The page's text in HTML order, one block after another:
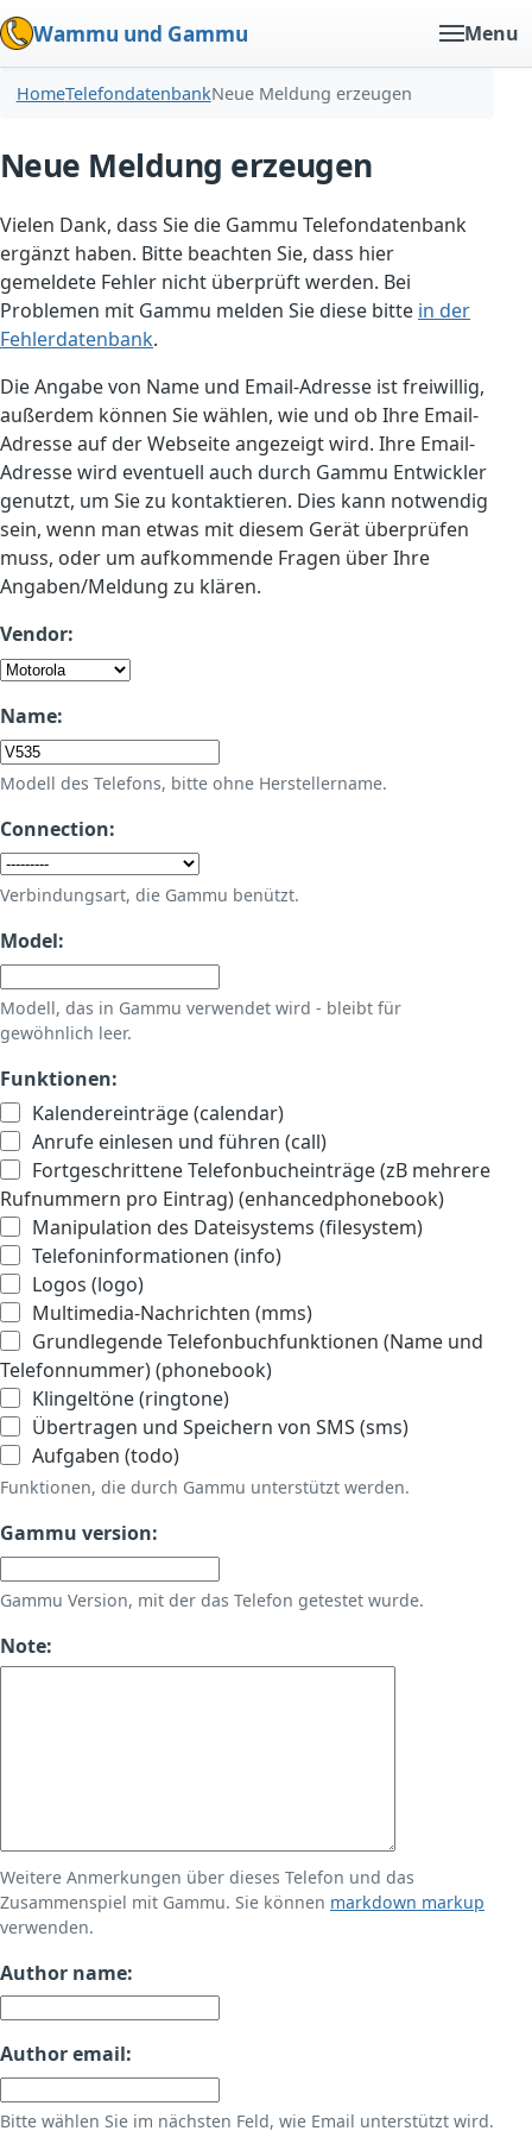
Wammu und Gammu Menu
HomeTelefondatenbankNeue Meldung erzeugen
Neue Meldung erzeugen
Vielen Dank, dass Sie die Gammu Telefondatenbank
ergänzt haben. Bitte beachten Sie, dass hier
gemeldete Fehler nicht überprüft werden. Bei
Problemen mit Gammu melden Sie diese bitte in der
Fehlerdatenbank.
Die Angabe von Name und Email-Adresse ist freiwillig,
außerdem können Sie wählen, wie und ob Ihre Email-
Adresse auf der Webseite angezeigt wird. Ihre Email-
Adresse wird eventuell auch durch Gammu Entwickler
genutzt, um Sie zu kontaktieren. Dies kann notwendig
sein, wenn man etwas mit diesem Gerät überprüfen
muss, oder um aufkommende Fragen über Ihre
Angaben/Meldung zu klären.
Vendor:
Name:
Modell des Telefons, bitte ohne Herstellername.
Connection:
Verbindungsart, die Gammu benützt.
Model:
Modell, das in Gammu verwendet wird - bleibt für
gewöhnlich leer.
Funktionen:
Kalendereinträge (calendar)
Anrufe einlesen und führen (call)
Fortgeschrittene Telefonbucheinträge (zB mehrere
Rufnummern pro Eintrag) (enhancedphonebook)
Manipulation des Dateisystems (filesystem)
Telefoninformationen (info)
Logos (logo)
Multimedia-Nachrichten (mms)
Grundlegende Telefonbuchfunktionen (Name und
Telefonnummer) (phonebook)
Klingeltöne (ringtone)
Übertragen und Speichern von SMS (sms)
Aufgaben (todo)
Funktionen, die durch Gammu unterstützt werden.
Gammu version:
Gammu Version, mit der das Telefon getestet wurde.
Note:
Weitere Anmerkungen über dieses Telefon und das
Zusammenspiel mit Gammu. Sie können markdown markup
verwenden.
Author name:
Author email:
Bitte wählen Sie im nächsten Feld, wie Email unterstützt wird.